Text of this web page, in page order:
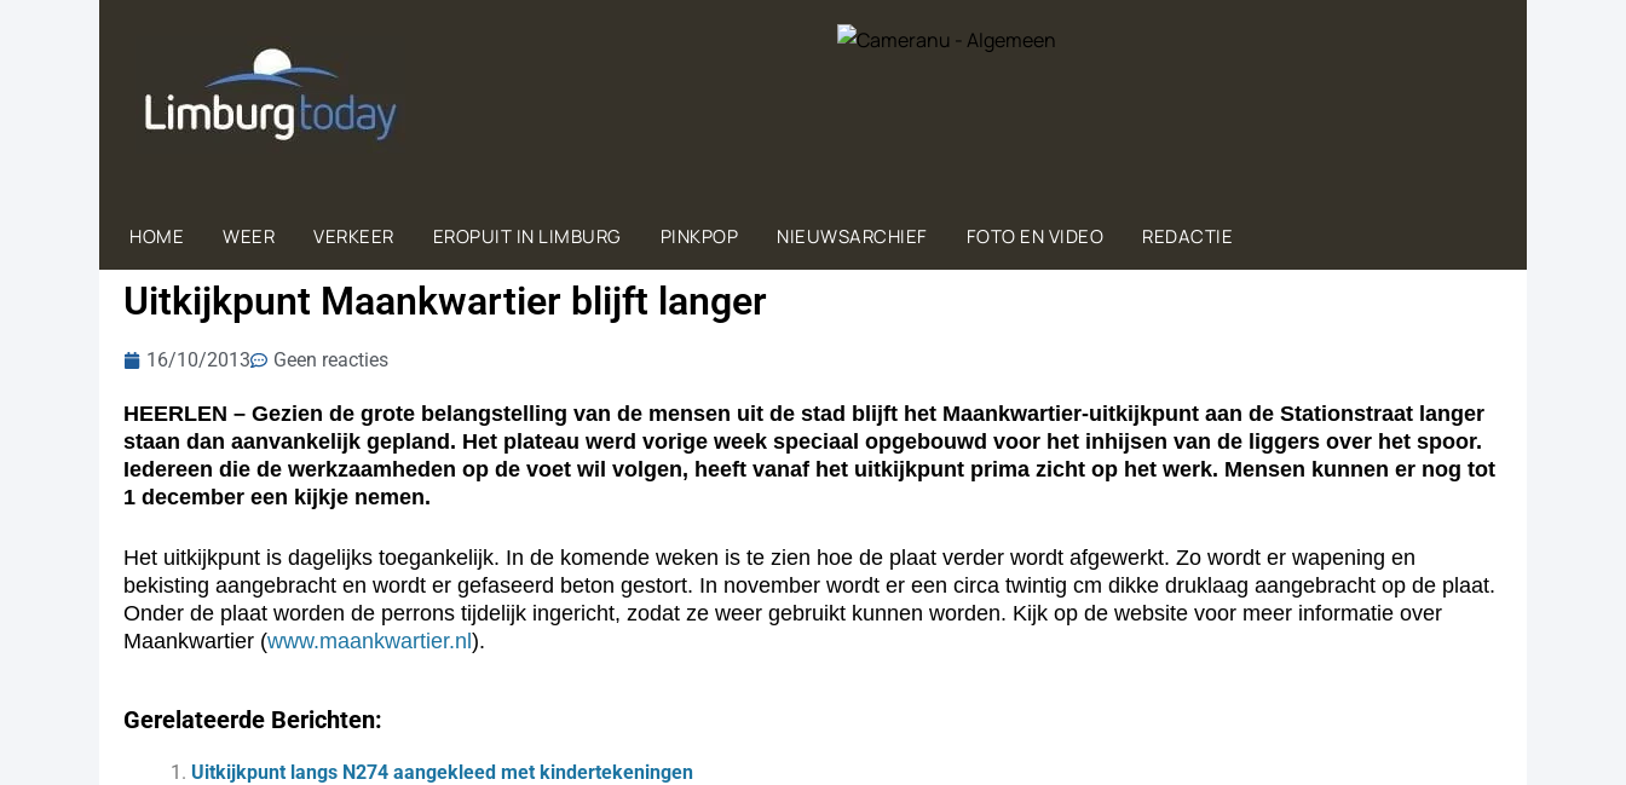
HOME WEER VERKEER EROPUIT IN LIMBURG PINKPOP NIEUWSARCHIEF FOTO EN VIDEO REDACTIE
Uitkijkpunt Maankwartier blijft langer
16/10/2013 Geen reacties
HEERLEN – Gezien de grote belangstelling van de mensen uit de stad blijft het Maankwartier-uitkijkpunt aan de Stationstraat langer
staan dan aanvankelijk gepland. Het plateau werd vorige week speciaal opgebouwd voor het inhijsen van de liggers over het spoor.
Iedereen die de werkzaamheden op de voet wil volgen, heeft vanaf het uitkijkpunt prima zicht op het werk. Mensen kunnen er nog tot
1 december een kijkje nemen.
Het uitkijkpunt is dagelijks toegankelijk. In de komende weken is te zien hoe de plaat verder wordt afgewerkt. Zo wordt er wapening en
bekisting aangebracht en wordt er gefaseerd beton gestort. In november wordt er een circa twintig cm dikke druklaag aangebracht op de plaat.
Onder de plaat worden de perrons tijdelijk ingericht, zodat ze weer gebruikt kunnen worden. Kijk op de website voor meer informatie over
Maankwartier (www.maankwartier.nl ).
Gerelateerde Berichten:
Uitkijkpunt langs N274 aangekleed met kindertekeningen